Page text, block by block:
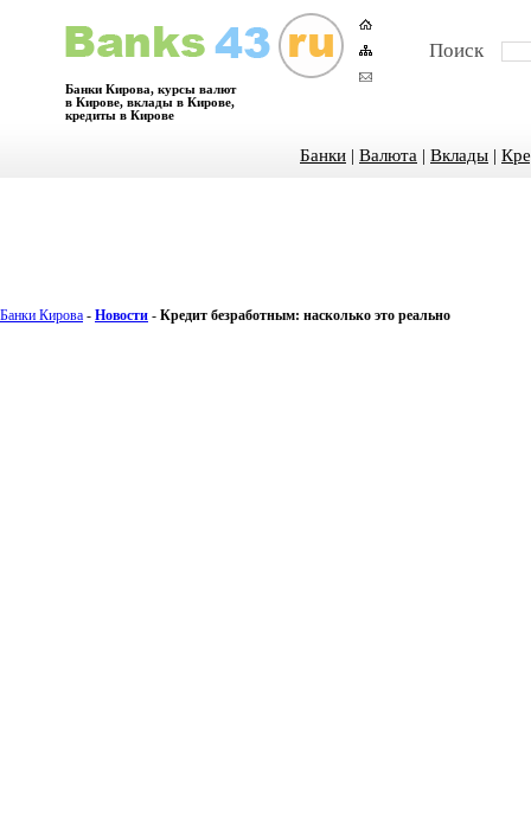
Банки Кирова, курсы валют
в Кирове, вклады в Кирове,
кредиты в Кирове
Поиск
Банки | Валюта | Вклады |
Банки Кирова - Новости - Кредит безработным: насколько это реально